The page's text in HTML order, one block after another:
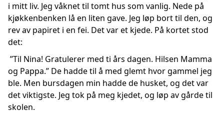
i mitt liv. Jeg våknet til tomt hus som vanlig. Nede på
kjøkkenbenken lå en liten gave. Jeg løp bort til den, og
rev av papiret i en fei. Det var et kjede. På kortet stod
det:
”Til Nina! Gratulerer med ti års dagen. Hilsen Mamma
og Pappa.” De hadde til å med glemt hvor gammel jeg
ble. Men bursdagen min hadde de husket, og det var
det viktigste. Jeg tok på meg kjedet, og løp av gårde til
skolen.